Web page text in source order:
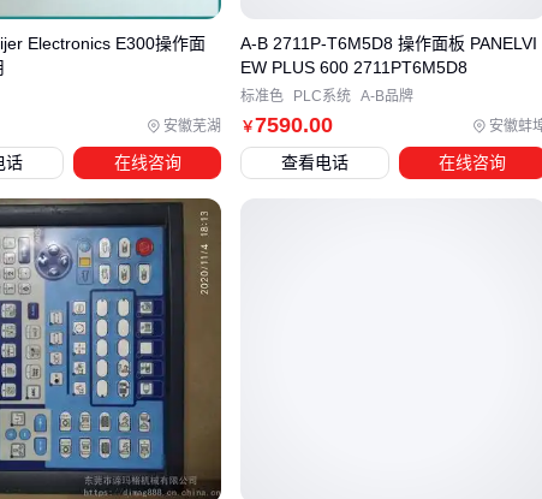
四、为什么买完操作面板还要考虑这些配套件？
采购叉车操作面板后，最容易被忽视的是接口兼容性问题。不
同品牌的电路板接口规格可能相差较大，特别是电动叉车与内
燃叉车的线束接口往往不通用。若未提前确认配套的叉车电路
板
型号，安装时可能面临接口不匹配的尴尬。
对于需要频繁装卸货物的场景，还需同步检查警示信号灯是否
与面板控制系统兼容，避免出现信号传输延迟影响作业安全。
防水防尘配件是另一个关键考量点：
冷链仓储环境需配备聚氨酯材质的
水渗入面板内部
粉尘较多的工地建议加装防尘罩，但需注意不影响散热风扇
的正常运转
安徽芜湖
Electronics E300操作面
话 在线咨询
￥7590.00 安徽蚌
A-B 2711P-T6M5D8 操作面板 PANELVI
EW PLUS 600 2711PT6M5D8
标准色 PLC系统 A-B品牌
查看电话 在线咨询